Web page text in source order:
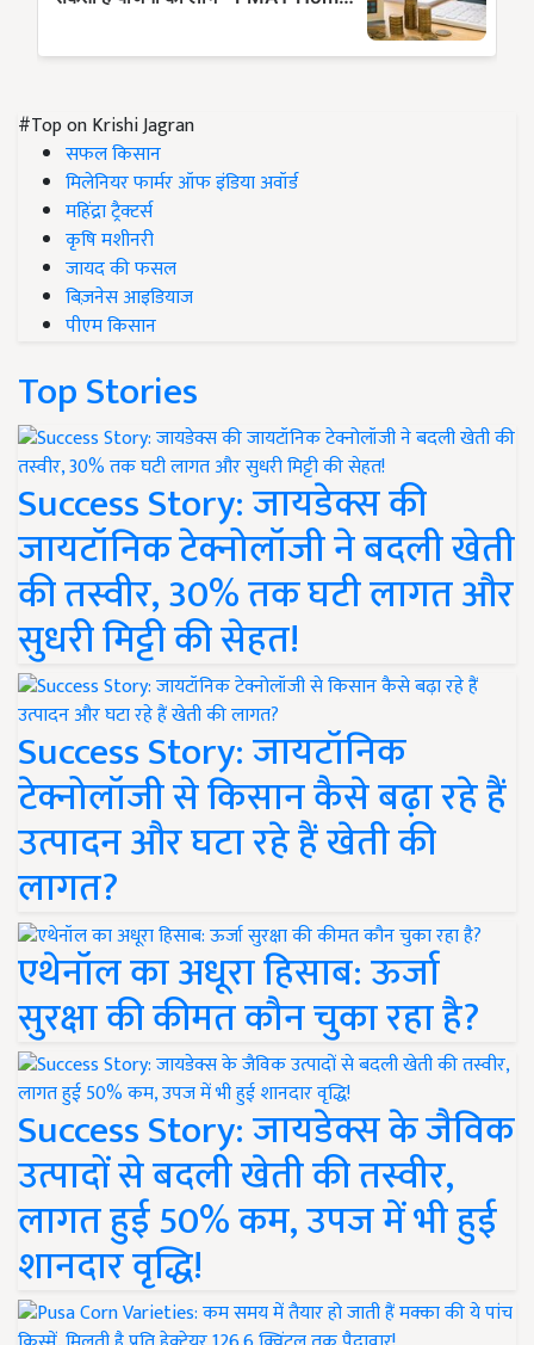
#Top on Krishi Jagran
सफल किसान
मिलेनियर फार्मर ऑफ इंडिया अवॉर्ड
महिंद्रा ट्रैक्टर्स
कृषि मशीनरी
जायद की फसल
बिज़नेस आइडियाज
पीएम किसान
Top Stories
Success Story: जायडेक्स की
जायटॉनिक टेक्नोलॉजी ने बदली खेती
की तस्वीर, 30% तक घटी लागत और
सुधरी मिट्टी की सेहत!
Success Story: जायटॉनिक
टेक्नोलॉजी से किसान कैसे बढ़ा रहे हैं
उत्पादन और घटा रहे हैं खेती की
लागत?
एथेनॉल का अधूरा हिसाब: ऊर्जा
सुरक्षा की कीमत कौन चुका रहा है?
Success Story: जायडेक्स के जैविक
उत्पादों से बदली खेती की तस्वीर,
लागत हुई 50% कम, उपज में भी हुई
शानदार वृद्धि!